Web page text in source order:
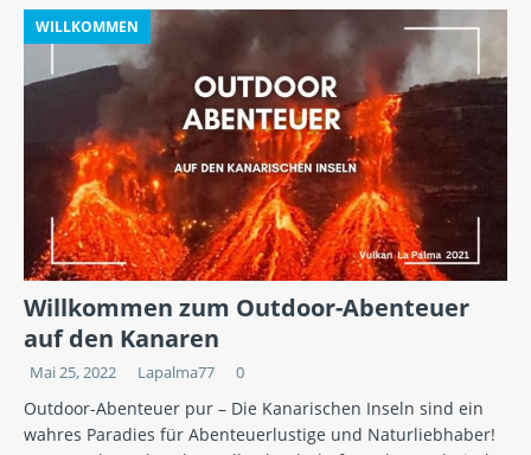
WILLKOMMEN
Willkommen zum Outdoor-Abenteuer
auf den Kanaren
Mai 25, 2022 Lapalma77 0
Outdoor-Abenteuer pur – Die Kanarischen Inseln sind ein
wahres Paradies für Abenteuerlustige und Naturliebhaber!